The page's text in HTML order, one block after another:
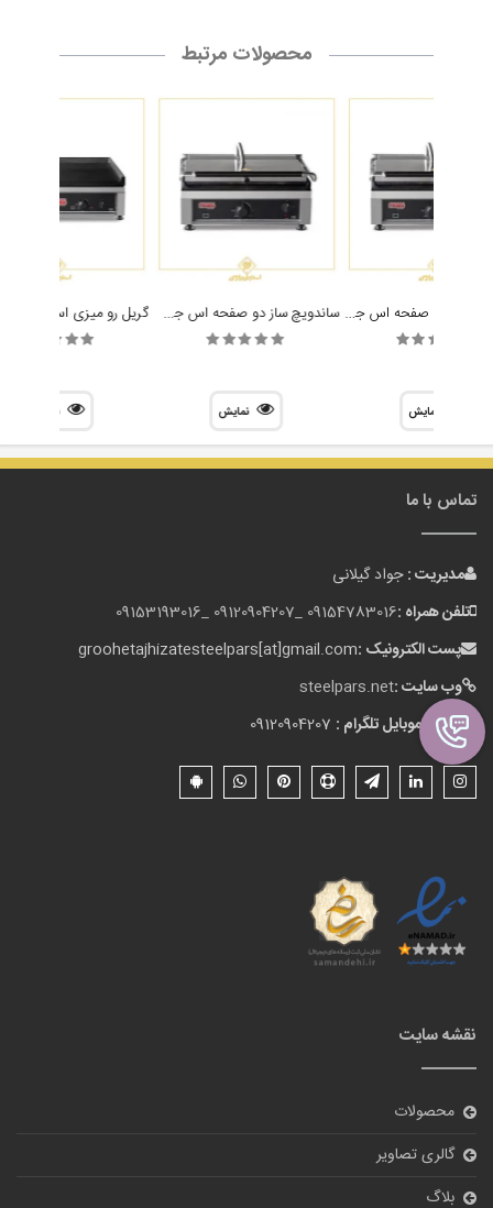
محصولات مرتبط
ساندویچ ساز تک صفحه اس جی اس مدل SGS 2735E
نمایش
ساندویچ ساز دو صفحه اس جی اس مدل SGS 5530DE
نمایش
تماس با ما
مدیریت :جواد گیلانی
تلفن همراه :09154783016 _
09120904207 _
09153193016
پست الکترونیک :groohetajhizatesteelpars[at]gmail.com
وب سایت :steelpars.net
شماره موبایل تلگرام :
نقشه سایت
محصولات
گالری تصاویر
بلاگ